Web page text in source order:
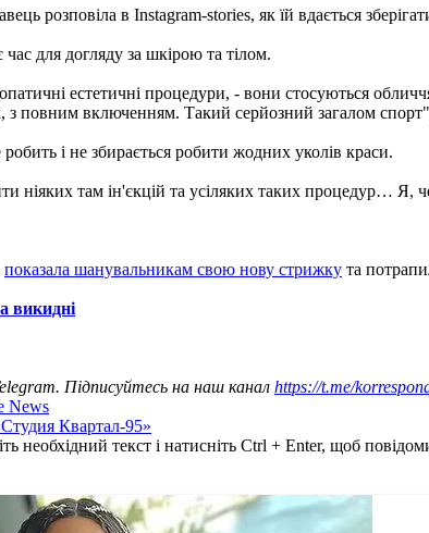
розповіла в Instagram-stories, як їй вдається
для догляду за шкірою та тілом.
естетичні процедури, - вони стосуються
з повним включенням. Такий серйозний загалом
і не збирається робити жодних уколів краси.
ніяких там ін'єкцій та усіляких таких процедур…
показала шанувальникам свою нову стрижку та
викидні
Підписуйтесь на наш канал https://t.me/
News
Квартал-95»
необхідний текст і натисніть Ctrl + Enter, щоб